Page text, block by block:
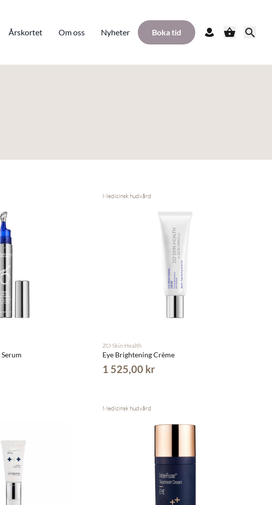
Årskortet Om oss Nyheter Boka tid
Medicinsk hudvård
ZO Skin Health
Eye Brightening Crème
1 525,00 kr
Medicinsk hudvård